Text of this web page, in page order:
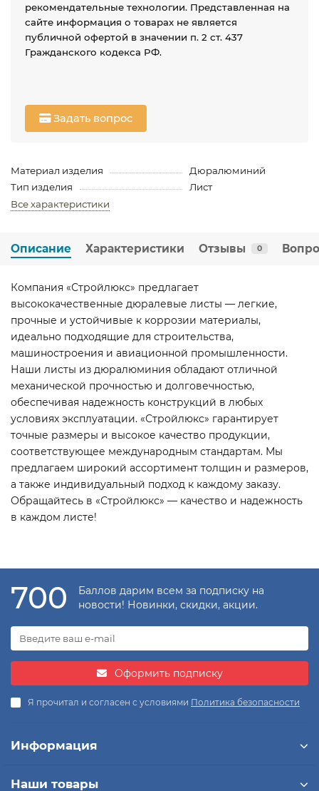
рекомендательные технологии. Представленная на
сайте информация о товарах не является
публичной офертой в значении п. 2 ст. 437
Гражданского кодекса РФ.
Задать вопрос
Материал изделия
Дюралюминий
Тип изделия
Лист
Все характеристики
Описание Характеристики Отзывы 0
Компания «Стройлюкс» предлагает
высококачественные дюралевые листы — легкие,
прочные и устойчивые к коррозии материалы,
идеально подходящие для строительства,
машиностроения и авиационной промышленности.
Наши листы из дюралюминия обладают отличной
механической прочностью и долговечностью,
обеспечивая надежность конструкций в любых
условиях эксплуатации. «Стройлюкс» гарантирует
точные размеры и высокое качество продукции,
соответствующее международным стандартам. Мы
предлагаем широкий ассортимент толщин и размеров,
а также индивидуальный подход к каждому заказу.
Обращайтесь в «Стройлюкс» — качество и надежность
в каждом листе!
700
Баллов дарим всем за подписку на
новости! Новинки, скидки, акции.
Оформить подписку
Я прочитал и согласен с условиями Политика безопасности
Информация
Наши товары